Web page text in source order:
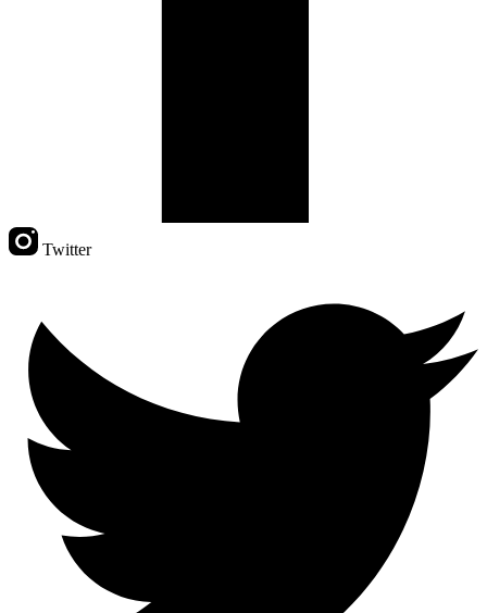
Twitter